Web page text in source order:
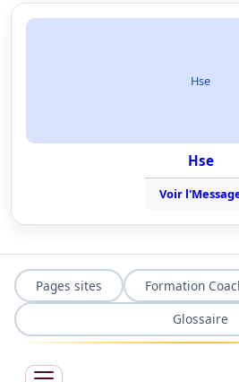
Hse
Hse
Voir
Pages sites Formation
Glossaire